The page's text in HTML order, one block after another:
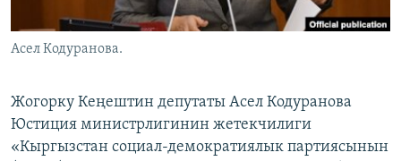
Асел Кодуранова.
Жогорку Кеңештин депутаты Асел Кодуранова
Юстиция министрлигинин жетекчилиги
«Кыргызстан социал-демократиялык партиясынын